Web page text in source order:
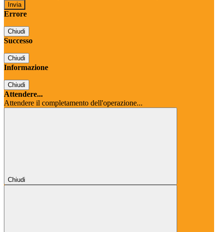
Errore
Chiudi
Successo
Chiudi
Informazione
Chiudi
Attendere...
Attendere il completamento dell'operazione...
Chiudi